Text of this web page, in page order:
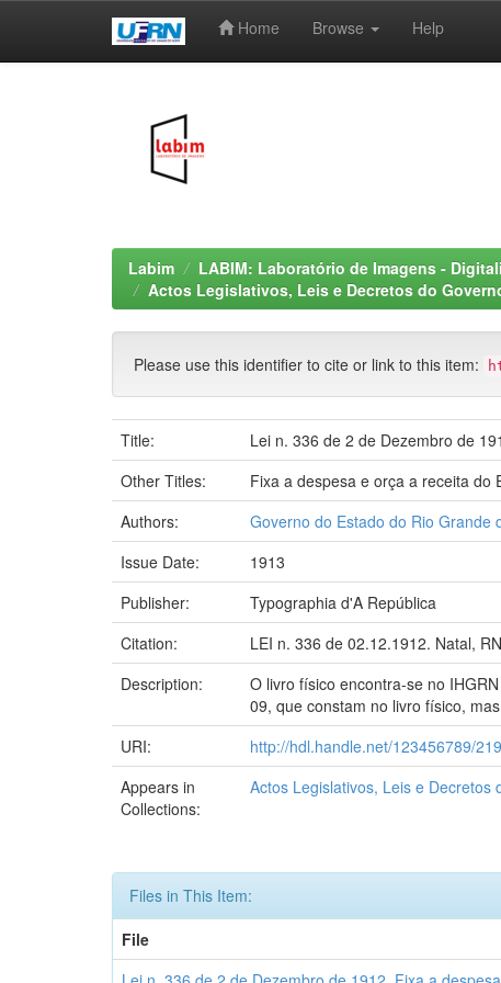
Home Browse Help
Labim LABIM: Laboratório de Imagens -
Actos Legislativos, Leis e Decretos do
Please use this identifier to cite or link to this item:
Title:
Lei n. 336 de 2 de Dezembro de
Other Titles:
Fixa a despesa e orça a receita do
Authors:
Governo do Estado do Rio Grande
Issue Date:
1913
Publisher:
Typographia d'A República
Citation:
LEI n. 336 de 02.12.1912. Natal,
Description:
O livro físico encontra-se no
09, que constam no livro físico,
URI:
http://hdl.handle.net/123456789/
Appears in
Collections:
Actos Legislativos, Leis e
Files in This Item:
File